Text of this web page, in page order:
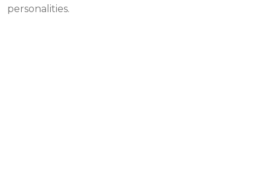
personalities.